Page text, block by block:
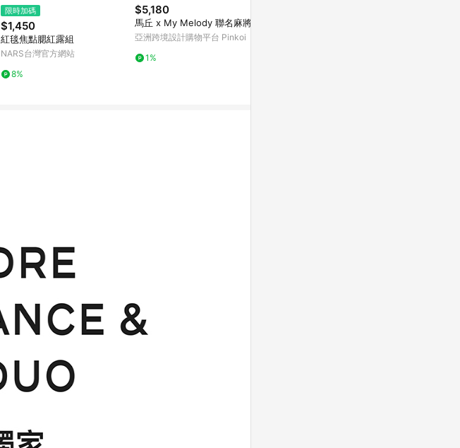
限時加碼
$1,450
紅毯焦點腮紅露組
NARS台灣官方網站
8%
$5,180
馬丘 x My Melody 聯名麻將組
亞洲跨境設計購物平台 Pinkoi
1%